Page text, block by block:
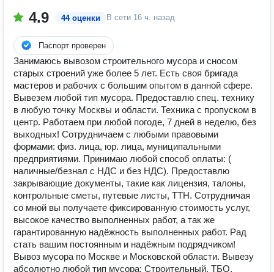
4.9 44 оценки В сети 16 ч. назад
Паспорт проверен
Занимаюсь вывозом строительного мусора и сносом
старых строений уже более 5 лет. Есть своя бригада
мастеров и рабочих с большим опытом в данной сфере.
Вывезем любой тип мусора. Предоставлю спец. технику
в любую точку Москвы и области. Техника с пропуском в
центр. Работаем при любой погоде, 7 дней в неделю, без
выходных! Сотрудничаем с любыми правовыми
формами: физ. лица, юр. лица, муниципальными
предприятиями. Принимаю любой способ оплаты: (
наличные/безнал с НДС и без НДС). Предоставлю
закрывающие документы, такие как лицензия, талоны,
контрольные сметы, путевые листы, ТТН. Сотрудничая
со мной вы получаете фиксированную стоимость услуг,
высокое качество выполненных работ, а так же
гарантированную надёжность выполненных работ. Рад
стать вашим постоянным и надёжным подрядчиком!
Вывоз мусора по Москве и Московской области. Вывезу
абсолютно любой тип мусора: Строительный, ТБО,